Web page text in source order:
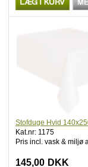
Stofduge Hvid
Kat.nr: 1175
Pris incl. vask & miljø
145,00 DKK